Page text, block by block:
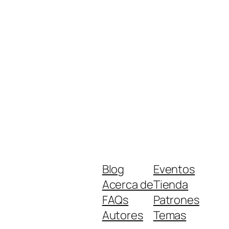
Blog
Acerca de
FAQs
Autores
Eventos
Tienda
Patrones
Temas